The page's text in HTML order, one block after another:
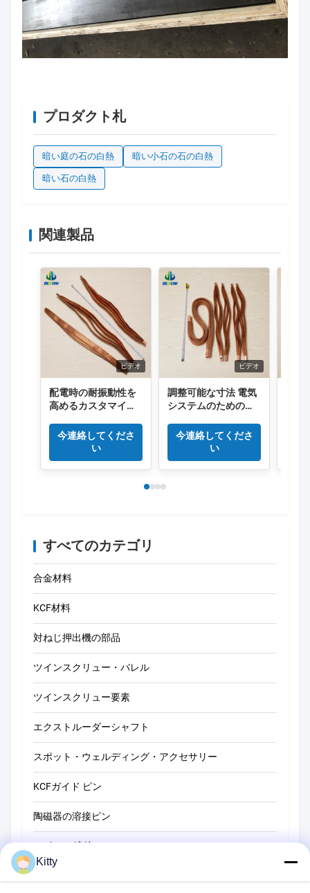
プロダクト札
暗い庭の石の白熱 暗い小石の石の白熱
暗い石の白熱
関連製品
ビデオ
配電時の耐振動性を
高めるカスタマイズ
した高純度銅編組フ
レキシブル コネクタ
今連絡してくださ
い
ビデオ
調整可能な寸法 電気
システムのための高
性を持つ銅の帯状バ
今連絡してくださ
い
すべてのカテゴリ
合金材料
KCF材料
対ねじ押出機の部品
ツインスクリュー・バレル
ツインスクリュー要素
エクストルーダーシャフト
スポット・ウェルディング・アクセサリー
KCFガイド ピン
陶磁器の溶接ピン
スポット 溶接 ツール
Kitty